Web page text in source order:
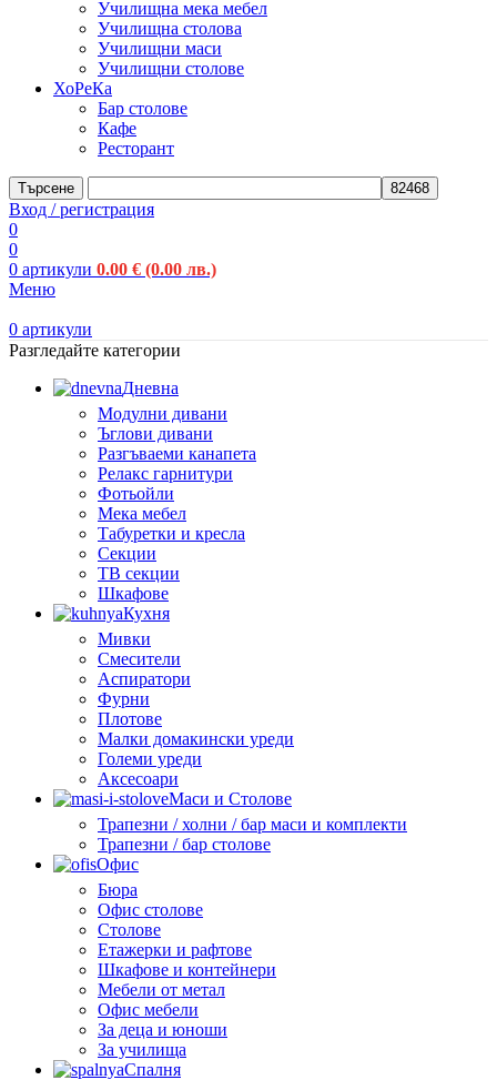
Училищна мека мебел
Училищна столова
Училищни маси
Училищни столове
ХоРеКа
Бар столове
Кафе
Ресторант
Търсене
Вход / регистрация
0
0
0 артикули 0.00 € (0.00 лв.)
Меню
0 артикули
Разгледайте категории
Дневна
Модулни дивани
Ъглови дивани
Разгъваеми канапета
Релакс гарнитури
Фотьойли
Мека мебел
Табуретки и кресла
Секции
ТВ секции
Шкафове
Кухня
Мивки
Смесители
Аспиратори
Фурни
Плотове
Малки домакински уреди
Големи уреди
Аксесоари
Маси и Столове
Трапезни / холни / бар маси и комплекти
Трапезни / бар столове
Офис
Бюра
Офис столове
Столове
Етажерки и рафтове
Шкафове и контейнери
Мебели от метал
Офис мебели
За деца и юноши
За училища
Спалня